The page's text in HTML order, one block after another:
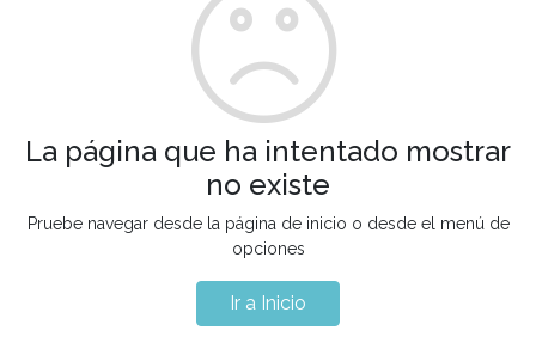
La página que ha intentado mostrar
no existe
Pruebe navegar desde la página de inicio o desde el menú de
opciones
Ir a Inicio